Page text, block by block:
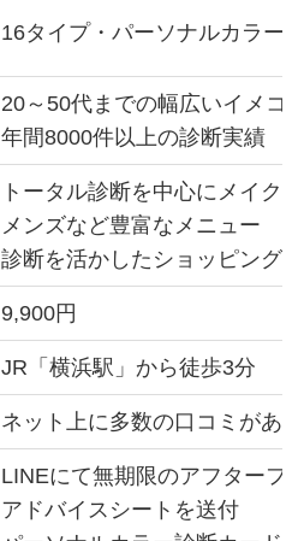
16タイプ・パーソナルカラー
20～50代までの幅広いイメコ
年間8000件以上の診断実績
トータル診断を中心にメイク
メンズなど豊富なメニュー
診断を活かしたショッピング
9,900円
JR「横浜駅」から徒歩3分
ネット上に多数の口コミがあり
LINEにて無期限のアフターフ
アドバイスシートを送付